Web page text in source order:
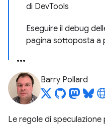
di DevTools
Eseguire il debug
pagina sottoposta a
Barry Pollard
Le regole di